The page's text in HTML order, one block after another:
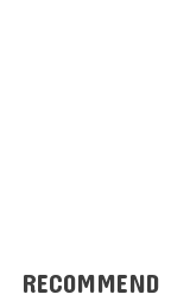
RECOMMEND